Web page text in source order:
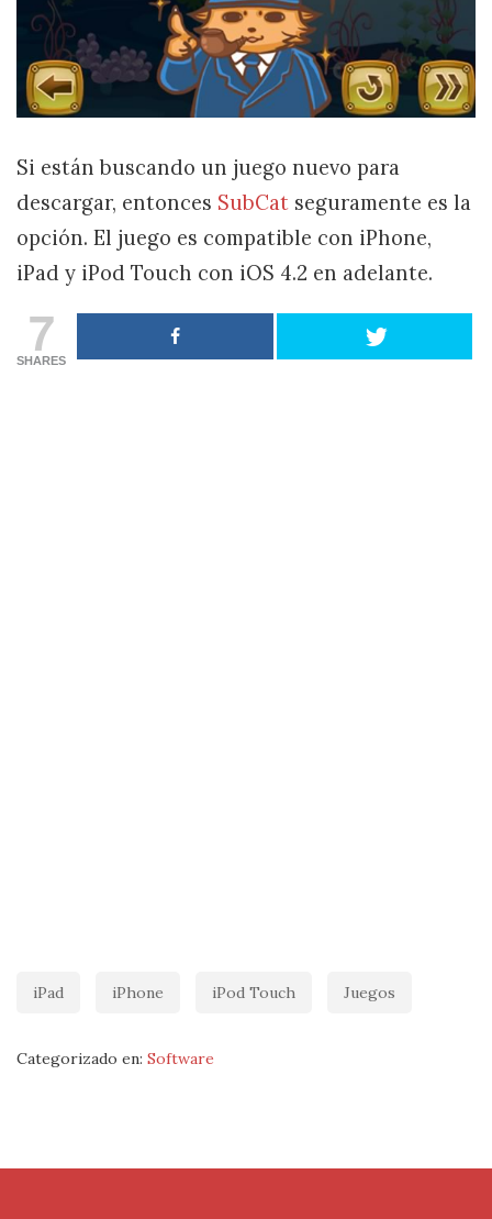
Si están buscando un juego nuevo para
descargar, entonces SubCat seguramente es la
opción. El juego es compatible con iPhone,
iPad y iPod Touch con iOS 4.2 en adelante.
7
SHARES
iPad iPhone iPod Touch Juegos
Categorizado en: Software